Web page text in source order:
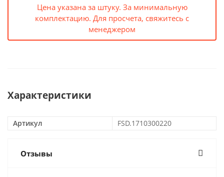
Цена указана за штуку. За минимальную
комплектацию. Для просчета, свяжитесь с
менеджером
Характеристики
Артикул FSD.1710300220
Отзывы